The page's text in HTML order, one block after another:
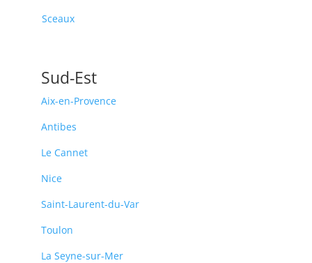
Sceaux
Sud-Est
Aix-en-Provence
Antibes
Le Cannet
Nice
Saint-Laurent-du-Var
Toulon
La Seyne-sur-Mer